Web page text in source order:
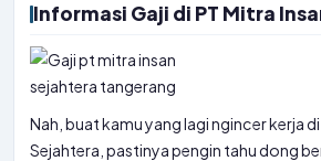
Informasi Gaji di PT Mitra
Nah, buat kamu yang lagi ngincer kerja di
Sejahtera, pastinya pengin tahu dong